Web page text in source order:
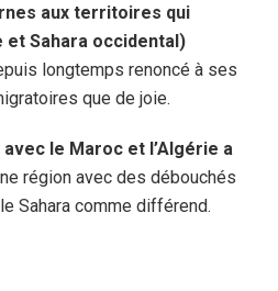
aux territoires qui
et Sahara occidental)
longtemps renoncé à ses
que de joie.
le Maroc et l’Algérie a
région avec des débouchés
Sahara comme différend.